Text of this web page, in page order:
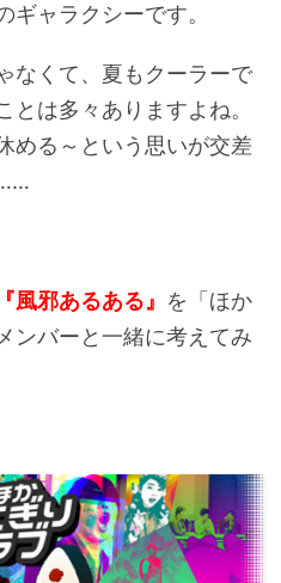
ャラクシーです。
なくて、夏もクーラーで
は多々ありますよね。
める～という思いが交差
『風邪あるある』 を「ほか
ンバーと一緒に考えてみ